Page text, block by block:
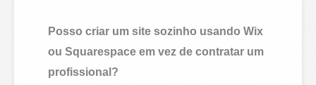
Posso criar um site sozinho usando Wix
ou Squarespace em vez de contratar um
profissional?